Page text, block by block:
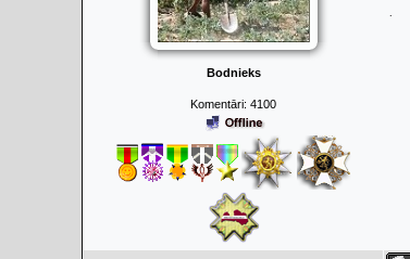
Bodnieks
Komentāri: 4100
.